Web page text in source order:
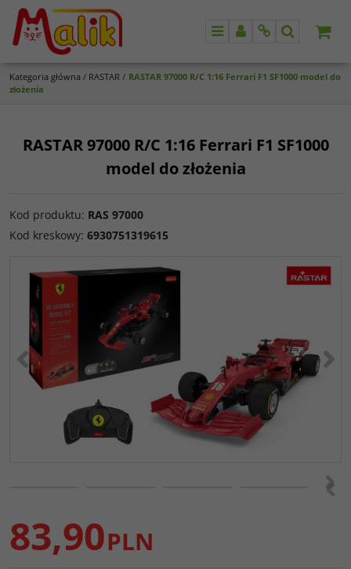
MenuPanelInfoSzukaj
Kategoria główna / RASTAR / RASTAR 97000 R/C 1:16 Ferrari F1 SF1000 model do
złożenia
RASTAR 97000 R/C 1:16 Ferrari F1 SF1000
model do złożenia
Kod produktu: RAS 97000
Kod kreskowy: 6930751319615
<
<
83,90PLN